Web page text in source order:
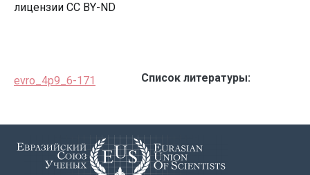
лицензии CC BY-ND
evro_4p9_6-171 Список литературы: